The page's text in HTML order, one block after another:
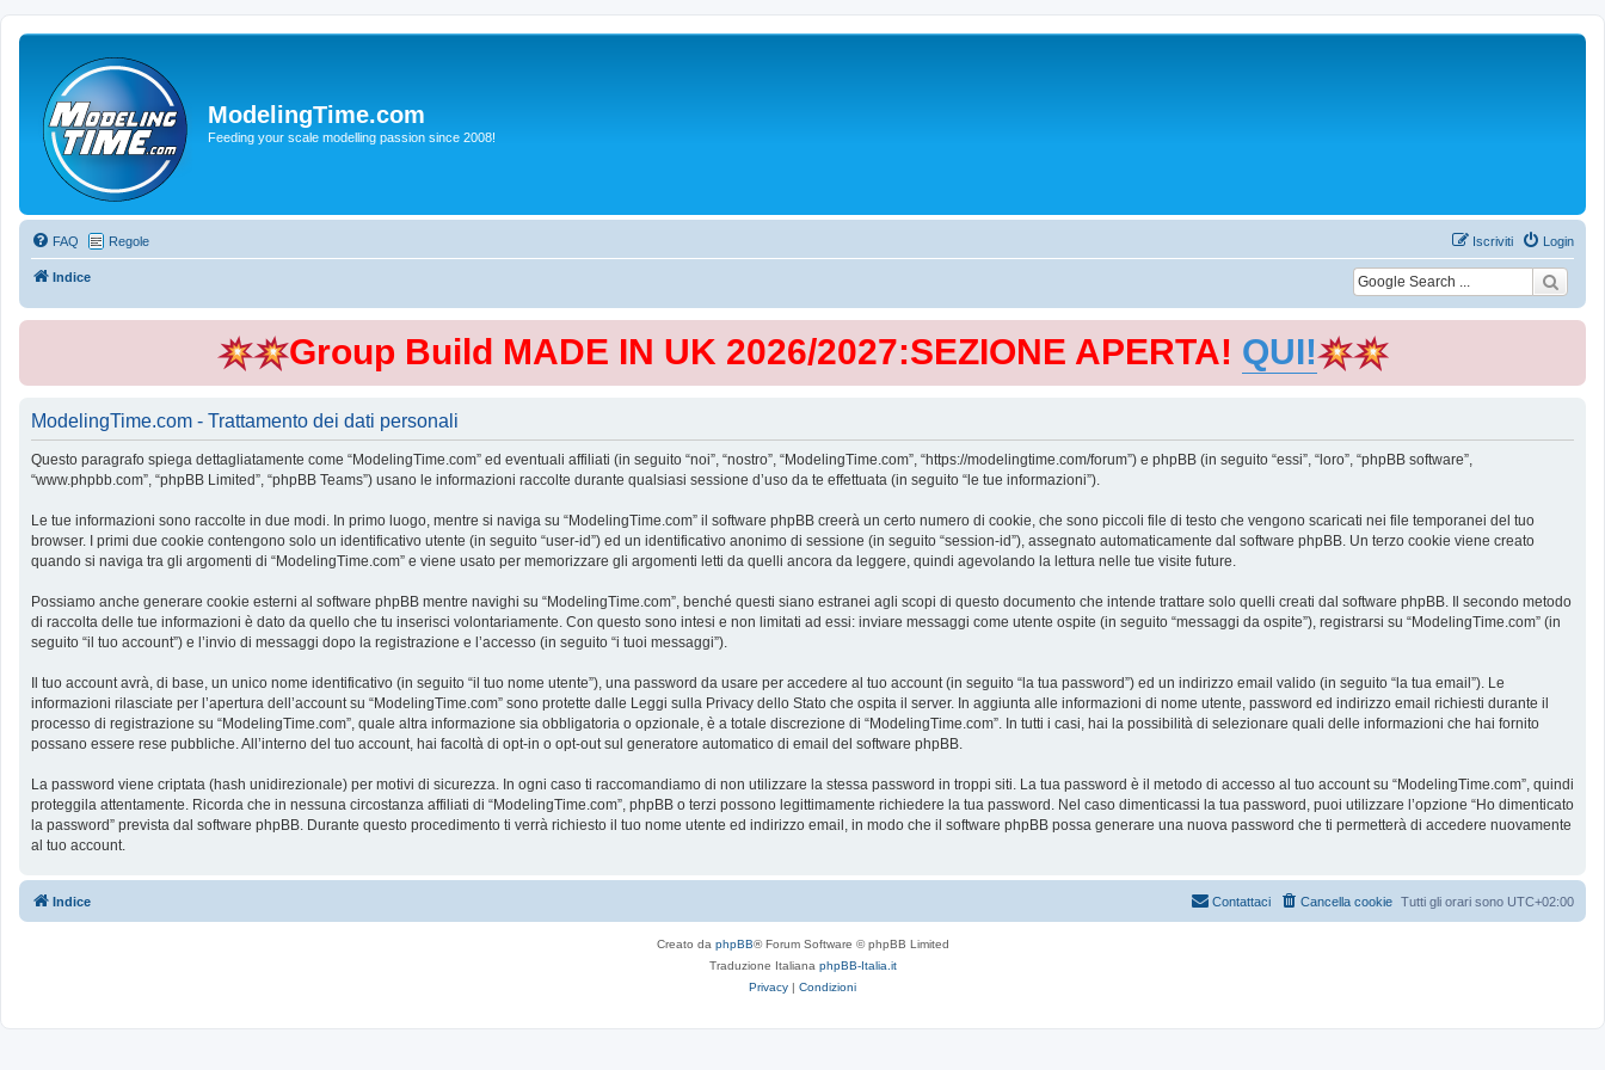
ModelingTime.com
Feeding your scale modelling passion since 2008!
FAQ Regole Login
Iscriviti
Indice
Group Build MADE IN UK 2026/2027:SEZIONE APERTA! QUI!
ModelingTime.com - Trattamento dei dati personali
Questo paragrafo spiega dettagliatamente come “ModelingTime.com” ed eventuali affiliati (in seguito “noi”, “nostro”, “ModelingTime.com”, “https://modelingtime.com/forum”) e phpBB (in seguito “essi”, “loro”, “phpBB software”,
“www.phpbb.com”, “phpBB Limited”, “phpBB Teams”) usano le informazioni raccolte durante qualsiasi sessione d’uso da te effettuata (in seguito “le tue informazioni”).
Le tue informazioni sono raccolte in due modi. In primo luogo, mentre si naviga su “ModelingTime.com” il software phpBB creerà un certo numero di cookie, che sono piccoli file di testo che vengono scaricati nei file temporanei del tuo
browser. I primi due cookie contengono solo un identificativo utente (in seguito “user-id”) ed un identificativo anonimo di sessione (in seguito “session-id”), assegnato automaticamente dal software phpBB. Un terzo cookie viene creato
quando si naviga tra gli argomenti di “ModelingTime.com” e viene usato per memorizzare gli argomenti letti da quelli ancora da leggere, quindi agevolando la lettura nelle tue visite future.
Possiamo anche generare cookie esterni al software phpBB mentre navighi su “ModelingTime.com”, benché questi siano estranei agli scopi di questo documento che intende trattare solo quelli creati dal software phpBB. Il secondo metodo
di raccolta delle tue informazioni è dato da quello che tu inserisci volontariamente. Con questo sono intesi e non limitati ad essi: inviare messaggi come utente ospite (in seguito “messaggi da ospite”), registrarsi su “ModelingTime.com” (in
seguito “il tuo account”) e l’invio di messaggi dopo la registrazione e l’accesso (in seguito “i tuoi messaggi”).
Il tuo account avrà, di base, un unico nome identificativo (in seguito “il tuo nome utente”), una password da usare per accedere al tuo account (in seguito “la tua password”) ed un indirizzo email valido (in seguito “la tua email”). Le
informazioni rilasciate per l’apertura dell’account su “ModelingTime.com” sono protette dalle Leggi sulla Privacy dello Stato che ospita il server. In aggiunta alle informazioni di nome utente, password ed indirizzo email richiesti durante il
processo di registrazione su “ModelingTime.com”, quale altra informazione sia obbligatoria o opzionale, è a totale discrezione di “ModelingTime.com”. In tutti i casi, hai la possibilità di selezionare quali delle informazioni che hai fornito
possano essere rese pubbliche. All’interno del tuo account, hai facoltà di opt-in o opt-out sul generatore automatico di email del software phpBB.
La password viene criptata (hash unidirezionale) per motivi di sicurezza. In ogni caso ti raccomandiamo di non utilizzare la stessa password in troppi siti. La tua password è il metodo di accesso al tuo account su “ModelingTime.com”, quindi
proteggila attentamente. Ricorda che in nessuna circostanza affiliati di “ModelingTime.com”, phpBB o terzi possono legittimamente richiedere la tua password. Nel caso dimenticassi la tua password, puoi utilizzare l’opzione “Ho dimenticato
la password” prevista dal software phpBB. Durante questo procedimento ti verrà richiesto il tuo nome utente ed indirizzo email, in modo che il software phpBB possa generare una nuova password che ti permetterà di accedere nuovamente
al tuo account.
Indice Tutti gli orari sono UTC+02:00
Cancella cookie
Contattaci
Creato da phpBB® Forum Software © phpBB Limited
Traduzione Italiana phpBB-Italia.it
Privacy | Condizioni